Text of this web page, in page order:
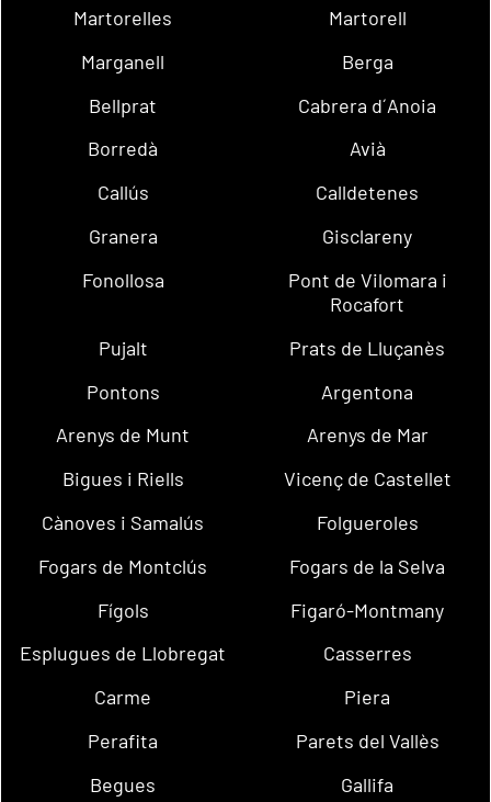
Martorelles
Martorell
Marganell
Berga
Bellprat
Cabrera d´Anoia
Borredà
Avià
Callús
Calldetenes
Granera
Gisclareny
Fonollosa
Pont de Vilomara i
Rocafort
Pujalt
Prats de Lluçanès
Pontons
Argentona
Arenys de Munt
Arenys de Mar
Bigues i Riells
Vicenç de Castellet
Cànoves i Samalús
Folgueroles
Fogars de Montclús
Fogars de la Selva
Fígols
Figaró-Montmany
Esplugues de Llobregat
Casserres
Carme
Piera
Perafita
Parets del Vallès
Begues
Gallifa